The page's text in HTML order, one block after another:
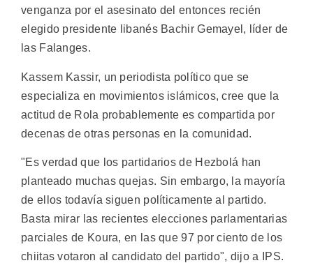
venganza por el asesinato del entonces recién
elegido presidente libanés Bachir Gemayel, líder de
las Falanges.
Kassem Kassir, un periodista político que se
especializa en movimientos islámicos, cree que la
actitud de Rola probablemente es compartida por
decenas de otras personas en la comunidad.
"Es verdad que los partidarios de Hezbolá han
planteado muchas quejas. Sin embargo, la mayoría
de ellos todavía siguen políticamente al partido.
Basta mirar las recientes elecciones parlamentarias
parciales de Koura, en las que 97 por ciento de los
chiitas votaron al candidato del partido", dijo a IPS.